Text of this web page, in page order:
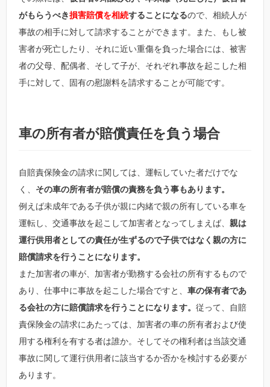
がもらうべき損害賠償を相続することになるので、相続人が
事故の相手に対して請求することができます。また、もし被
害者が死亡したり、それに近い重傷を負った場合には、被害
者の父母、配偶者、そして子が、それぞれ事故を起こした相
手に対して、固有の慰謝料を請求することが可能です。
車の所有者が賠償責任を負う場合
自賠責保険金の請求に関しては、運転していた者だけでな
く、 その車の所有者が賠償の責務を負う事もあります。
例えば未成年である子供が親に内緒で親の所有している車を
運転し、交通事故を起こして加害者となってしまえば、 親は
運行供用者としての責任が生ずるので子供ではなく親の方に
賠償請求を行うことになります。
また加害者の車が、加害者が勤務する会社の所有するもので
あり、仕事中に事故を起こした場合ですと、 車の保有者であ
る会社の方に賠償請求を行うことになります。 従って、自賠
責保険金の請求にあたっては、加害者の車の所有者および使
用する権利を有する者は誰か。そしてその権利者は当該交通
事故に関して運行供用者に該当するか否かを検討する必要が
あります。